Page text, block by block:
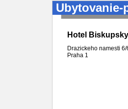
Ubytovanie-
Hotel
Drazickeho namesti 6/
Praha 1